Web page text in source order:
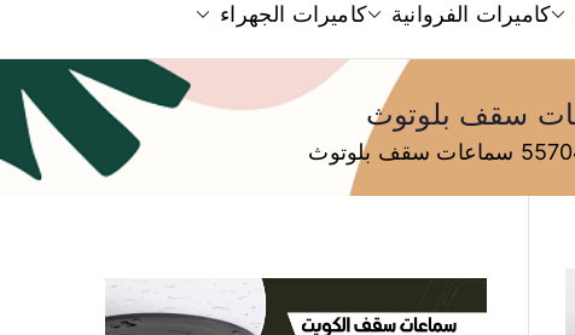
كاميرات الفروانية كاميرات الجهراء